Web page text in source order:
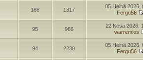
166 1317
05 Heinä 2026,
Fergu56
95 966
22 Kesä 2026,
warremies
94 2230
05 Heinä 2026,
Fergu56